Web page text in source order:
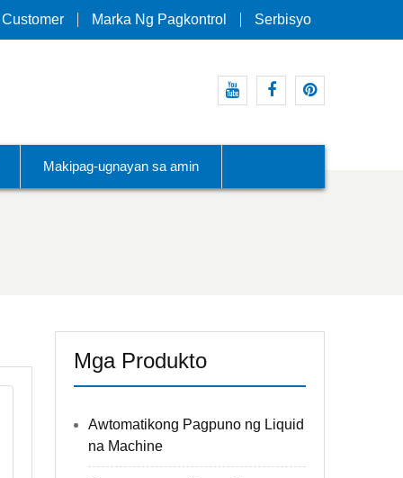
Customer Marka Ng Pagkontrol Serbisyo
Makipag-ugnayan sa amin
Mga Produkto
Awtomatikong Pagpuno ng Liquid
na Machine